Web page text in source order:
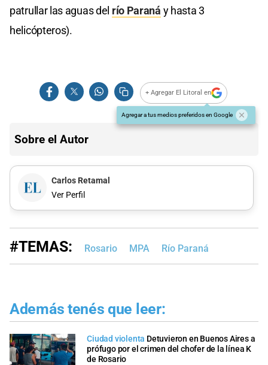
patrullar las aguas del río Paraná y hasta 3
helicópteros).
+ Agregar El Litoral en
Agregar a tus medios preferidos en Google
Sobre el Autor
Carlos Retamal
Ver Perfil
#TEMAS: Rosario MPA Río Paraná
Además tenés que leer:
Ciudad violenta Detuvieron en Buenos Aires a
prófugo por el crimen del chofer de la línea K
de Rosario